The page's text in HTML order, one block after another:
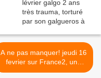
A ne pas manquer! jeudi 16
fevrier sur France2, une
enquête sur les abattoirs,